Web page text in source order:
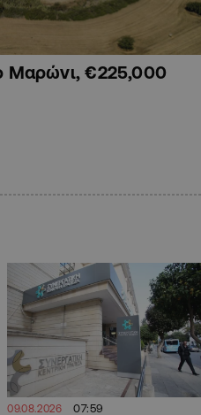
Μαρώνι, €225,000
09.08.2026 07:59